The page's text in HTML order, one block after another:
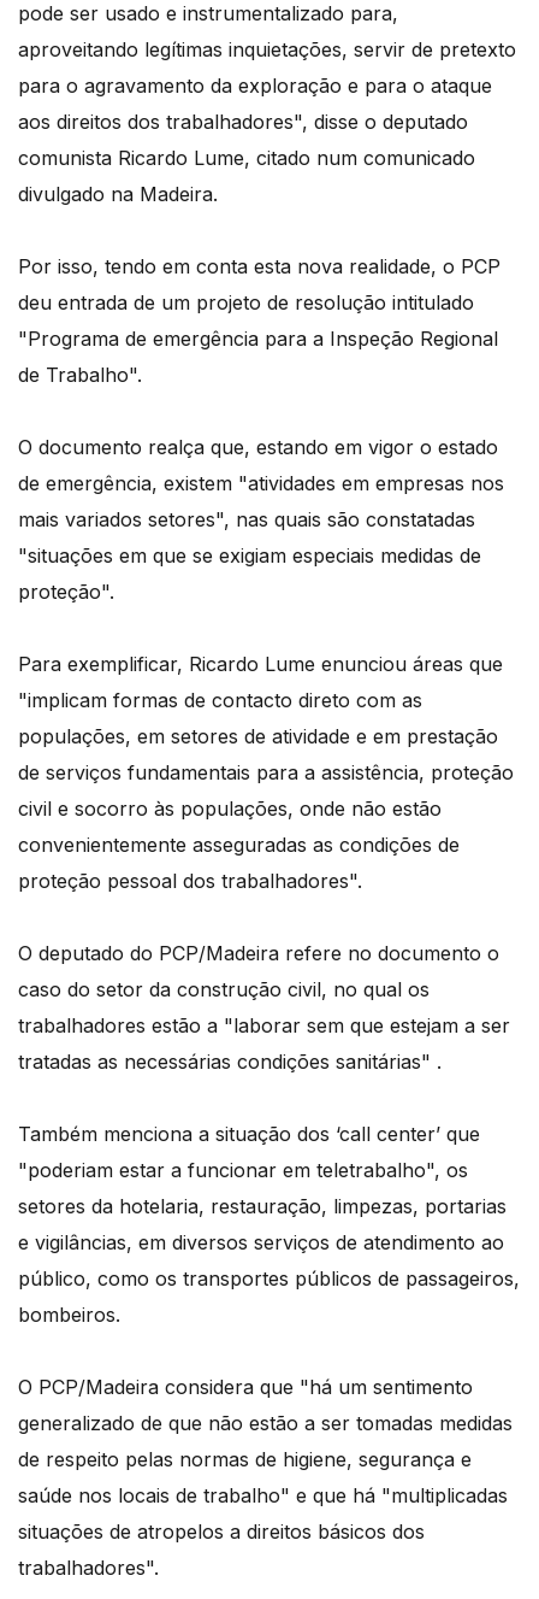
pode ser usado e instrumentalizado para,
aproveitando legítimas inquietações, servir de pretexto
para o agravamento da exploração e para o ataque
aos direitos dos trabalhadores", disse o deputado
comunista Ricardo Lume, citado num comunicado
divulgado na Madeira.
Por isso, tendo em conta esta nova realidade, o PCP
deu entrada de um projeto de resolução intitulado
"Programa de emergência para a Inspeção Regional
de Trabalho".
O documento realça que, estando em vigor o estado
de emergência, existem "atividades em empresas nos
mais variados setores", nas quais são constatadas
"situações em que se exigiam especiais medidas de
proteção".
Para exemplificar, Ricardo Lume enunciou áreas que
"implicam formas de contacto direto com as
populações, em setores de atividade e em prestação
de serviços fundamentais para a assistência, proteção
civil e socorro às populações, onde não estão
convenientemente asseguradas as condições de
proteção pessoal dos trabalhadores".
O deputado do PCP/Madeira refere no documento o
caso do setor da construção civil, no qual os
trabalhadores estão a "laborar sem que estejam a ser
tratadas as necessárias condições sanitárias" .
Também menciona a situação dos ‘call center’ que
"poderiam estar a funcionar em teletrabalho", os
setores da hotelaria, restauração, limpezas, portarias
e vigilâncias, em diversos serviços de atendimento ao
público, como os transportes públicos de passageiros,
bombeiros.
O PCP/Madeira considera que "há um sentimento
generalizado de que não estão a ser tomadas medidas
de respeito pelas normas de higiene, segurança e
saúde nos locais de trabalho" e que há "multiplicadas
situações de atropelos a direitos básicos dos
trabalhadores".